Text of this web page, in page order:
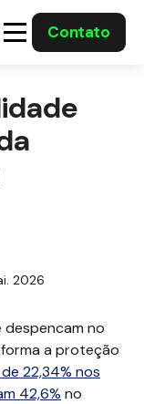
Contato
Soluções
2026
despencam no
a proteção
22,34% nos
42,6% no